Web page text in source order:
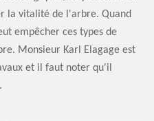
la vitalité de l'arbre. Quand
empêcher ces types de
Monsieur Karl Elagage est
et il faut noter qu'il